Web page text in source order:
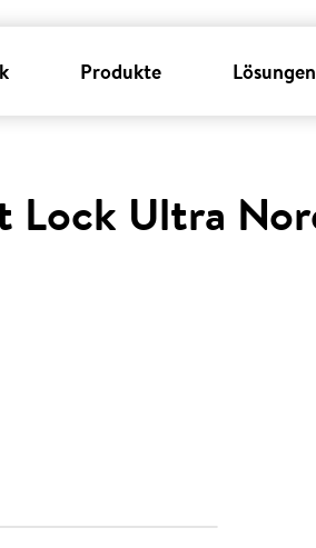
Produkte Lösungen
Lock Ultra